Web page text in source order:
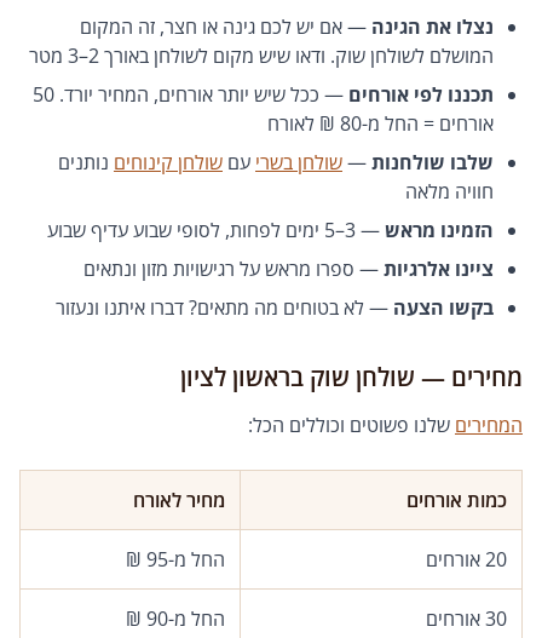
נצלו את הגינה — אם יש לכם גינה או חצר, זה המקום
המושלם לשולחן שוק. ודאו שיש מקום לשולחן באורך 2–3 מטר
תכננו לפי אורחים
— ככל שיש יותר אורחים, המחיר יורד. 50
אורחים = החל מ-80 ₪ לאורח
שלבו שולחנות—שולחן בשרי עם שולחן קינוחים נותנים
חוויה מלאה
הזמינו מראש— 3–5 ימים לפחות, לסופי שבוע עדיף שבוע
ציינו אלרגיות— ספרו מראש על רגישויות מזון ונתאים
בקשו הצעה — לא בטוחים מה מתאים? דברו איתנו ונעזור
מחירים — שולחן שוק בראשון לציון
המחירים שלנו פשוטים וכוללים הכל:
כמות אורחים מחיר לאורח
20 אורחים החל מ-95 ₪
30 אורחים החל מ-90 ₪